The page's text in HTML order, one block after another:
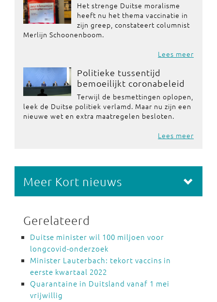
Het strenge Duitse moralisme
heeft nu het thema vaccinatie in
zijn greep, constateert columnist
Merlijn Schoonenboom.
Lees meer
Politieke tussentijd
bemoeilijkt coronabeleid
Terwijl de besmettingen oplopen,
leek de Duitse politiek verlamd. Maar nu zijn een
nieuwe wet en extra maatregelen besloten.
Lees meer
Meer Kort nieuws
Gerelateerd
Duitse minister wil 100 miljoen voor
longcovid-onderzoek
Minister Lauterbach: tekort vaccins in
eerste kwartaal 2022
Quarantaine in Duitsland vanaf 1 mei
vrijwillig